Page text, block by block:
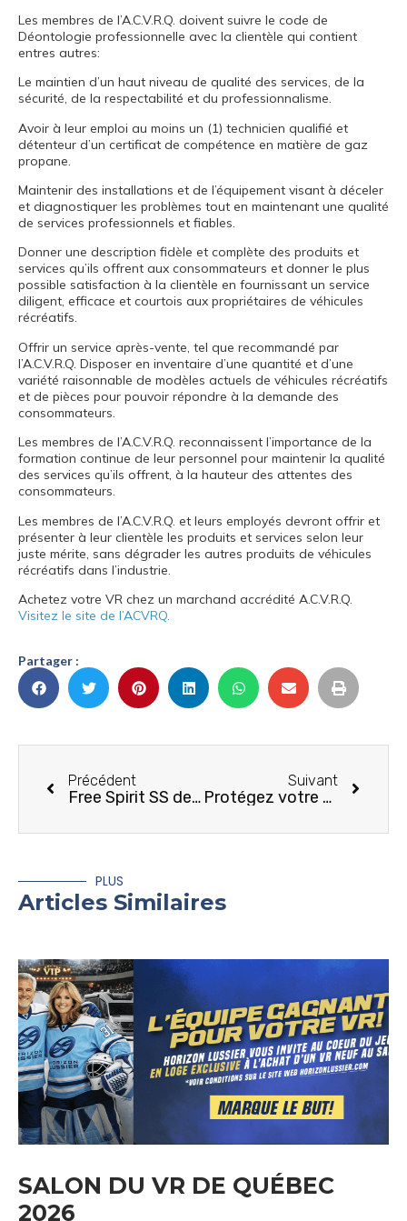
Les membres de l’A.C.V.R.Q. doivent suivre le code de
Déontologie professionnelle avec la clientèle qui contient
entres autres:
Le maintien d’un haut niveau de qualité des services, de la
sécurité, de la respectabilité et du professionnalisme.
Avoir à leur emploi au moins un (1) technicien qualifié et
détenteur d’un certificat de compétence en matière de gaz
propane.
Maintenir des installations et de l’équipement visant à déceler
et diagnostiquer les problèmes tout en maintenant une qualité
de services professionnels et fiables.
Donner une description fidèle et complète des produits et
services qu’ils offrent aux consommateurs et donner le plus
possible satisfaction à la clientèle en fournissant un service
diligent, efficace et courtois aux propriétaires de véhicules
récréatifs.
Offrir un service après-vente, tel que recommandé par
l’A.C.V.R.Q. Disposer en inventaire d’une quantité et d’une
variété raisonnable de modèles actuels de véhicules récréatifs
et de pièces pour pouvoir répondre à la demande des
consommateurs.
Les membres de l’A.C.V.R.Q. reconnaissent l’importance de la
formation continue de leur personnel pour maintenir la qualité
des services qu’ils offrent, à la hauteur des attentes des
consommateurs.
Les membres de l’A.C.V.R.Q. et leurs employés devront offrir et
présenter à leur clientèle les produits et services selon leur
juste mérite, sans dégrader les autres produits de véhicules
récréatifs dans l’industrie.
Achetez votre VR chez un marchand accrédité A.C.V.R.Q.
Visitez le site de l’ACVRQ.
Partager :
Précédent
Free Spirit SS de Leisure Travel
Suivant
Protégez votre VR des infiltrations d’eau.
PLUS
Articles Similaires
SALON DU VR DE QUÉBEC
2026